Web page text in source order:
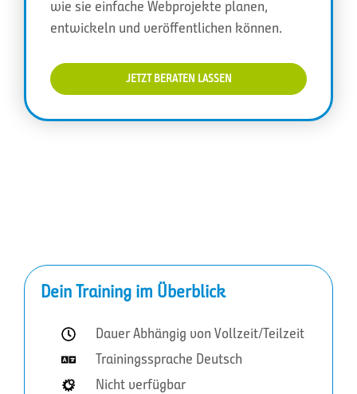
wie sie einfache Webprojekte planen,
entwickeln und veröffentlichen können.
JETZT BERATEN LASSEN
Dein Training im Überblick
Dauer Abhängig von Vollzeit/Teilzeit
Trainingssprache Deutsch
Nicht verfügbar